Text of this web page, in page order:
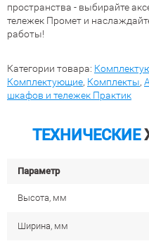
пространства - выбирайте
тележек Промет и
работы!
Категории товара:
Комплектующие, Комплекты,
шкафов и тележек Практик
ТЕХНИЧЕСКИЕ
Параметр
Высота, мм
Ширина, мм